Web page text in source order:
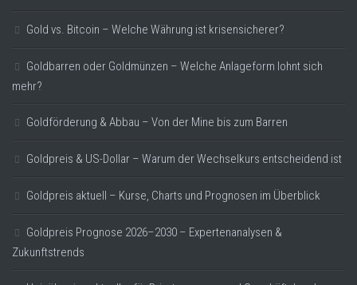
Gold vs. Bitcoin – Welche Währung ist krisensicherer?
Goldbarren oder Goldmünzen – Welche Anlageform lohnt sich
mehr?
Goldförderung & Abbau – Von der Mine bis zum Barren
Goldpreis & US-Dollar – Warum der Wechselkurs entscheidend ist
Goldpreis aktuell – Kurse, Charts und Prognosen im Überblick
Goldpreis Prognose 2026–2030 – Expertenanalysen &
Zukunftstrends